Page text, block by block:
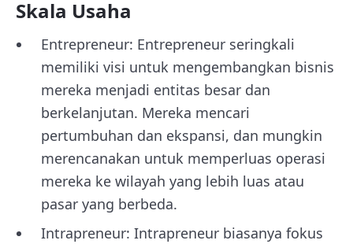
Skala Usaha
Entrepreneur: Entrepreneur seringkali
memiliki visi untuk mengembangkan bisnis
mereka menjadi entitas besar dan
berkelanjutan. Mereka mencari
pertumbuhan dan ekspansi, dan mungkin
merencanakan untuk memperluas operasi
mereka ke wilayah yang lebih luas atau
pasar yang berbeda.
Intrapreneur: Intrapreneur biasanya fokus